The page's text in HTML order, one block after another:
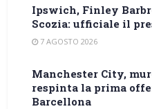
Ipswich, Finley
Scozia: ufficiale il
7 AGOSTO 2026
Manchester City,
respinta la prima
Barcellona